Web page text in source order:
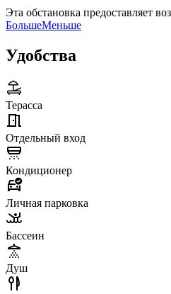
Эта обстановка предоставляет
БольшеМеньше
Удобства
Терасса
Отдельный вход
Кондиционер
Личная парковка
Бассеин
Душ